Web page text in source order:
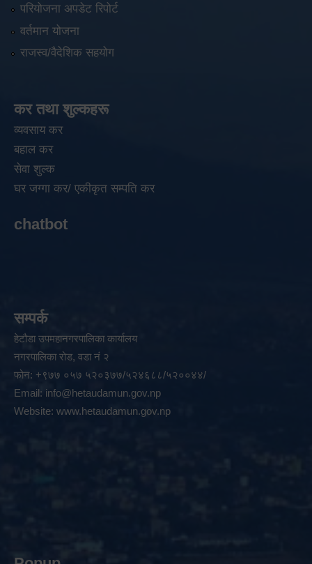
परियोजना अपडेट रिपोर्ट
वर्तमान योजना
राजस्व/वैदेशिक सहयोग
कर तथा शुल्कहरू
व्यवसाय कर
बहाल कर
सेवा शुल्क
घर जग्गा कर/ एकीकृत सम्पति कर
chatbot
सम्पर्क
हेटौडा उपमहानगरपालिका कार्यालय
नगरपालिका रोड, वडा नं २
फोन: +९७७ ०५७ ५२०३७७/५२४६८८/५२००४४/
Email: info@hetaudamun.gov.np
Website: www.hetaudamun.gov.np